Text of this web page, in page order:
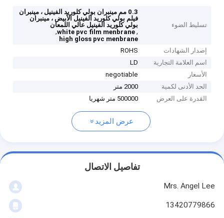
تسليط الضوء
0.3 مم مينبران بولي كلوريد الفينيل ، مينبران
فيلم بولي كلوريد الفينيل الأبيض ، مينبران
بولي كلوريد الفينيل عالي اللمعان
,
white pvc film menbrane
,
high gloss pvc menbrane
إصدار الشهادات
ROHS
اسم العلامة التجارية
LD
الأسعار
negotiable
الحد الأدنى لكمية
2000 متر
القدرة على العرض
500000 متر شهريا
عرض المزيد
تفاصيل الاتصال
Mrs. Angel Lee
13420779866